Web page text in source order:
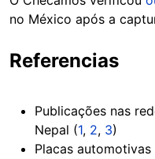
no México após a
Referencias
Publicações nas
Nepal (1, 2, 3)
Placas automotivas